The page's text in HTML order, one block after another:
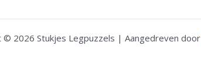
© 2026 Stukjes Legpuzzels | Aangedreven door